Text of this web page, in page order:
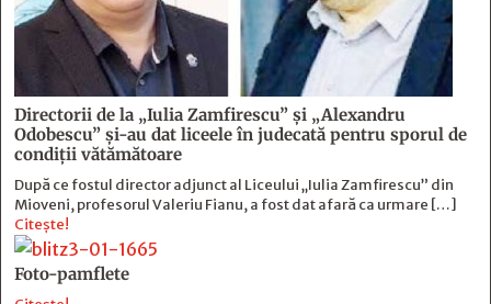
Directorii de la „Iulia Zamfirescu” și „Alexandru
Odobescu” și-au dat liceele în judecată pentru sporul de
condiții vătămătoare
După ce fostul director adjunct al Liceului „Iulia Zamfirescu” din
Mioveni, profesorul Valeriu Fianu, a fost dat afară ca urmare […]
Citește!
Foto-pamflete